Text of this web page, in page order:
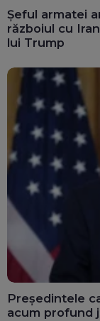
Șeful armatei
războiul cu
lui Trump
Președintele
acum profund